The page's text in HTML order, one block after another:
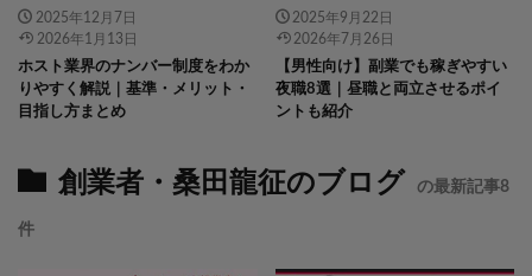
2025年12月7日
2026年1月13日
ホスト業界のナンバー制度をわか
りやすく解説｜基準・メリット・
目指し方まとめ
2025年9月22日
2026年7月26日
【男性向け】副業でも稼ぎやすい
夜職8選｜昼職と両立させるポイ
ントも紹介
創業者・桑田龍征のブログ の最新記事8
件